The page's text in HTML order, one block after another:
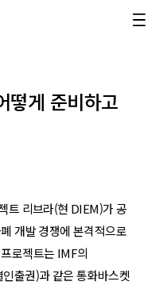
떻게 준비하고
트 리브라(현 DIEM)가 공
개발 경쟁에 본격적으로
로젝트는 IMF의
출권)과 같은 통화바스켓